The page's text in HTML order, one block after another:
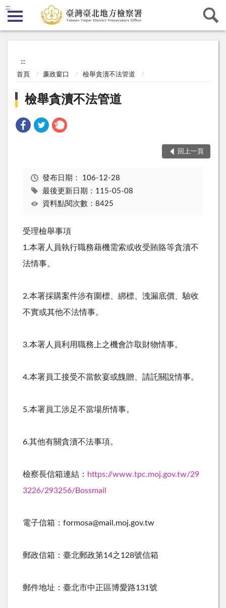
:::
:::
首頁 廉政窗口 檢舉貪瀆不法管道
檢舉貪瀆不法管道
回上一頁
發布日期： 106-12-28
最後更新日期：115-05-08
資料點閱次數：8425
受理檢舉事項
1.本署人員執行職務藉機需索或收受賄賂等貪瀆不
法情事。
2.本署採購案件涉有圍標、綁標、洩漏底價、驗收
不實或其他不法情事。
3.本署人員利用職務上之機會詐取財物情事。
4.本署員工接受不當飲宴或餽贈、請託關說情事。
5.本署員工涉足不當場所情事。
6.其他有關貪瀆不法事項。
檢察長信箱連結： https://www.tpc.moj.gov.tw/29
3226/293256/Bossmail
電子信箱：formosa@mail.moj.gov.tw
郵政信箱：臺北郵政第14之128號信箱
郵件地址：臺北市中正區博愛路131號